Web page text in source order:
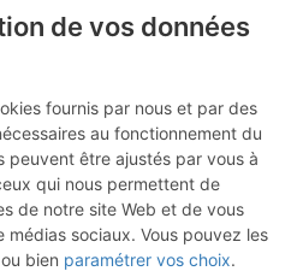
: Da
Manina e
Baite Fles
de vos données
fournis par nous et par des
au fonctionnement du
peuvent être ajustés par vous à
qui nous permettent de
de notre site Web et de vous
sociaux. Vous pouvez les
bien paramétrer vos choix.